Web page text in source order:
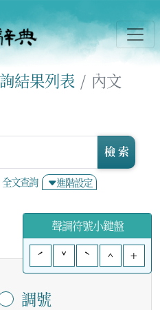
結果列表 內文
全文查詢 進階設定
檢 索
聲調符號小鍵盤
ˊ
ˇ ˋ ^ +
調號